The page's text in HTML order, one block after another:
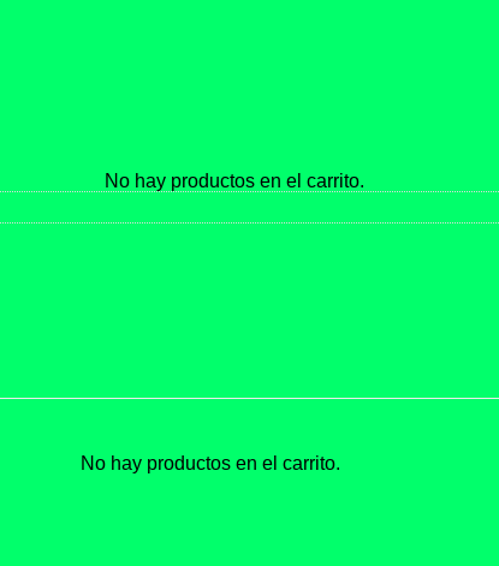
No hay productos en el carrito.
No hay productos en el carrito.